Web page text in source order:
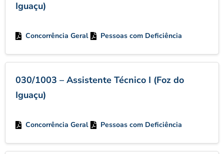
Iguaçu)
Concorrência Geral Pessoas com Deficiência
030/1003 – Assistente Técnico I (Foz do
Iguaçu)
Concorrência Geral Pessoas com Deficiência